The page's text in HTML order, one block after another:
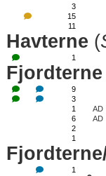
3
15
11
Havterne (
1
Fjordterne
9
3
1
AD
6
AD
2
1
1